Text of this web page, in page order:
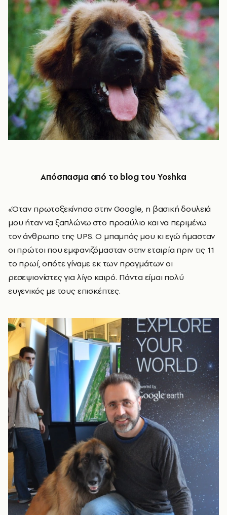
Απόσπασμα από το blogτου Yoshka
«Όταν πρωτοξεκίνησα στην Google, η βασική δουλειά
μου ήταν να ξαπλώνω στο προαύλιο και να περιμένω
τον άνθρωπο της UPS. Ο μπαμπάς μου κι εγώ ήμασταν
οι πρώτοι που εμφανιζόμασταν στην εταιρία πριν τις 11
το πρωί, οπότε γίναμε εκ των πραγμάτων οι
ρεσεψιονίστες για λίγο καιρό. Πάντα είμαι πολύ
ευγενικός με τους επισκέπτες.